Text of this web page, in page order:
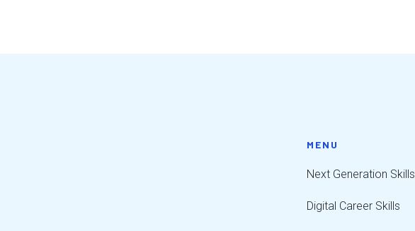
MENU
Next Generation Skills
Digital Career Skills